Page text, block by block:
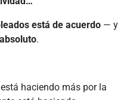
está de acuerdo — y
.
haciendo más por la